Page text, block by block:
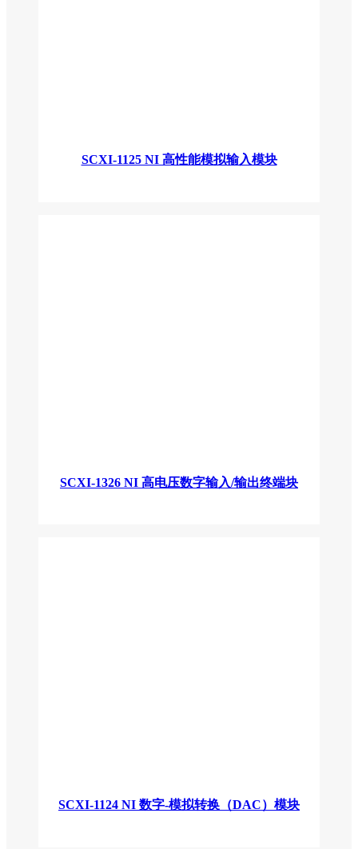
SCXI-1125 NI 高性能模拟输入模块
SCXI-1326 NI 高电压数字输入/输出终端块
SCXI-1124 NI 数字-模拟转换（DAC）模块